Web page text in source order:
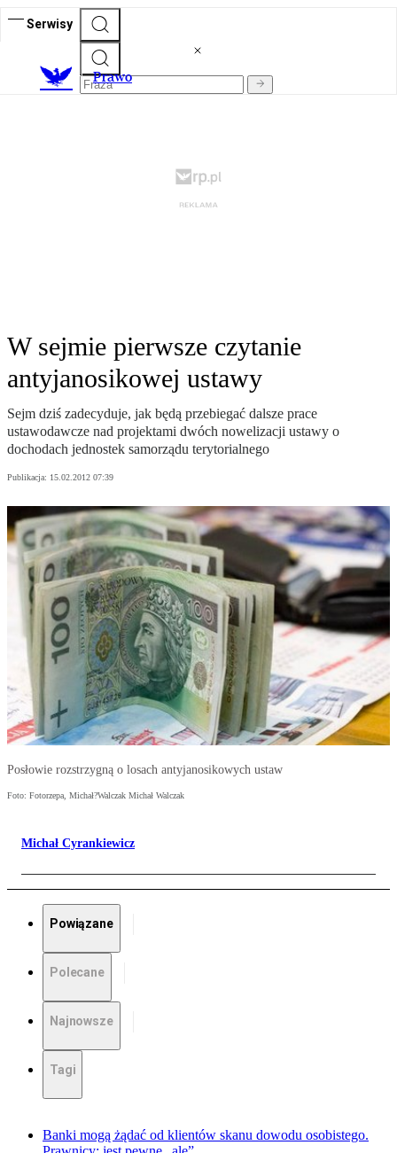
Serwisy
Prawo
W sejmie pierwsze czytanie
antyjanosikowej ustawy
Sejm dziś zadecyduje, jak będą przebiegać dalsze prace
ustawodawcze nad projektami dwóch nowelizacji ustawy o
dochodach jednostek samorządu terytorialnego
Publikacja: 15.02.2012 07:39
Posłowie rozstrzygną o losach antyjanosikowych ustaw
Foto: Fotorzepa, Michał?Walczak Michał Walczak
Michał Cyrankiewicz
Powiązane
Polecane
Najnowsze
Tagi
Banki mogą żądać od klientów skanu dowodu osobistego.